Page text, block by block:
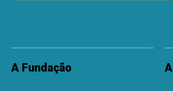
A Fundação